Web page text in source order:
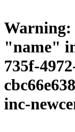
Warning:
"name"
735f-
inc-